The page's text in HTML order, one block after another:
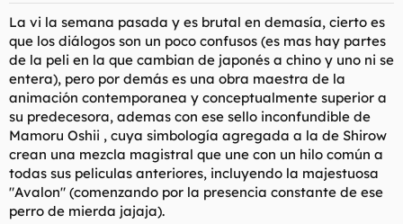
La vi la semana pasada y es brutal en demasía, cierto es
que los diálogos son un poco confusos (es mas hay partes
de la peli en la que cambian de japonés a chino y uno ni se
entera), pero por demás es una obra maestra de la
animación contemporanea y conceptualmente superior a
su predecesora, ademas con ese sello inconfundible de
Mamoru Oshii , cuya simbología agregada a la de Shirow
crean una mezcla magistral que une con un hilo común a
todas sus peliculas anteriores, incluyendo la majestuosa
"Avalon" (comenzando por la presencia constante de ese
perro de mierda jajaja).